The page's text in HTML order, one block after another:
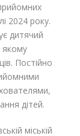
2024 року.
дитячий
якому
Постійно
дітей.
міській